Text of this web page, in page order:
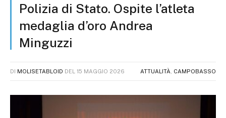
Polizia di Stato. Ospite l’atleta
medaglia d’oro Andrea
Minguzzi
DI MOLISETABLOID DEL 15 MAGGIO 2026 ATTUALITÀ CAMPOBASSO